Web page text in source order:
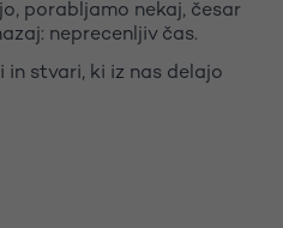
porabljamo nekaj, česar
neprecenljiv čas.
stvari, ki iz nas delajo